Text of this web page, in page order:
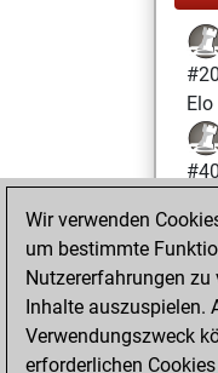
Elo
Wir verwenden
um bestimmte
Nutzererfahrungen zu
Inhalte auszuspielen.
Verwendungszweck
erforderlichen